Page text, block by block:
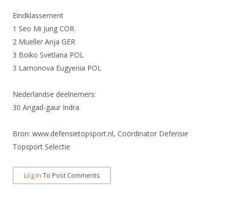
Verenigingsondersteuning
Witte Vlekkenplan
Oprichting Vereniging
Wedstrijdorganisatie
Nieuws
Aanvragen van scheidsrechters
Scheidsrechterslijst
Verwerk wedstrijduitslagen
Promotie en logo
Geschiedenis van het schermen
Tuchtzaken
Archief
Infotheek
ALV
Touché
Eindklassement
1 Seo Mi Jung COR
2 Mueller Anja GER
3 Boiko Svetlana POL
3 Lamonova Eugyenia POL
Nederlandse deelnemers:
30 Angad-gaur Indra
Bron: www.defensietopsport.nl, Coördinator Defensie
Topsport Selectie
Log In To Post Comments